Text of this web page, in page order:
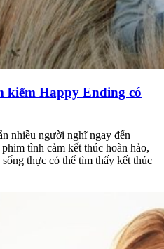
kiếm Happy Ending có
nhiều người nghĩ ngay đến
tình cảm kết thúc hoàn hảo,
thực có thể tìm thấy kết thúc